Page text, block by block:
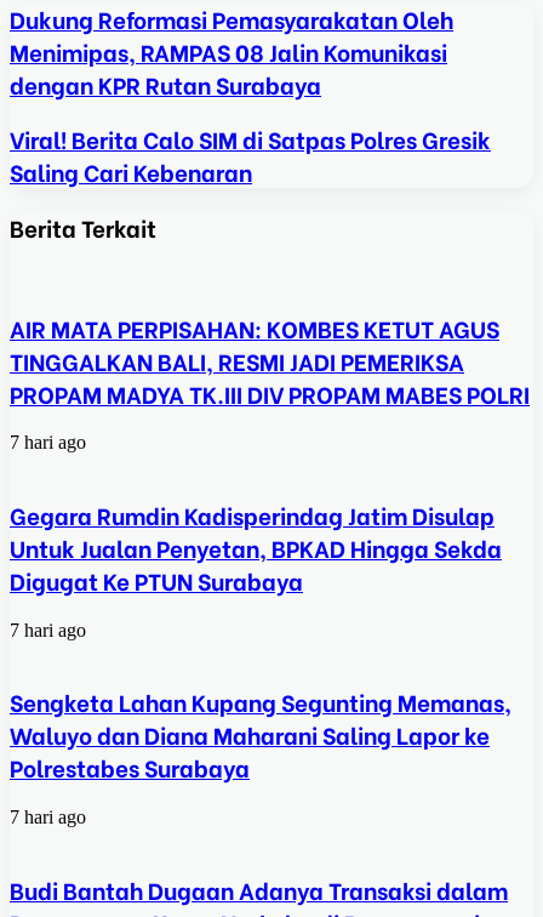
Dukung Reformasi Pemasyarakatan Oleh
Menimipas, RAMPAS 08 Jalin Komunikasi
dengan KPR Rutan Surabaya
Viral! Berita Calo SIM di Satpas Polres Gresik
Saling Cari Kebenaran
Berita Terkait
AIR MATA PERPISAHAN: KOMBES KETUT AGUS
TINGGALKAN BALI, RESMI JADI PEMERIKSA
PROPAM MADYA TK.III DIV PROPAM MABES POLRI
7 hari ago
Gegara Rumdin Kadisperindag Jatim Disulap
Untuk Jualan Penyetan, BPKAD Hingga Sekda
Digugat Ke PTUN Surabaya
7 hari ago
Sengketa Lahan Kupang Segunting Memanas,
Waluyo dan Diana Maharani Saling Lapor ke
Polrestabes Surabaya
7 hari ago
Budi Bantah Dugaan Adanya Transaksi dalam